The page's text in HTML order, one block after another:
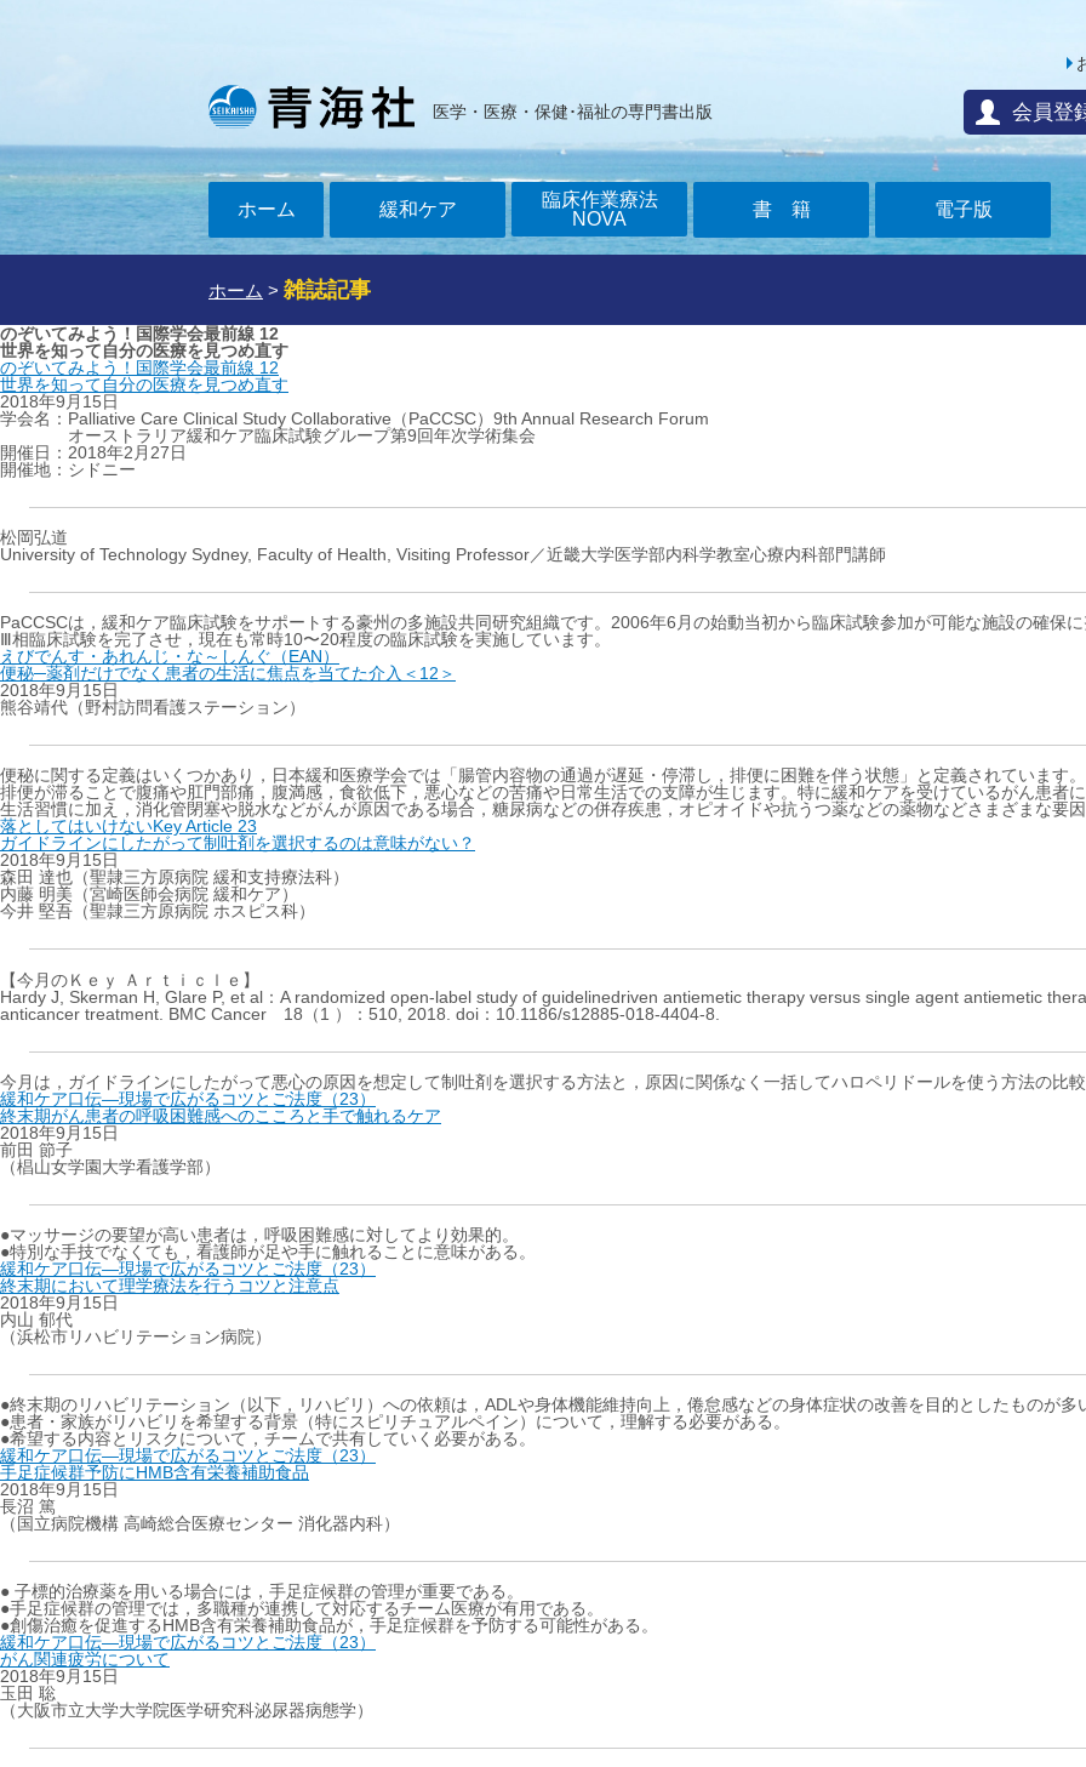
医学・医療・保健･福祉の専門書出版 会員登
ホーム 緩和ケア
臨床作業療法
NOVA
書籍 電子版
ホーム > 雑誌記事
のぞいてみよう！国際学会最前線 12
世界を知って自分の医療を見つめ直す
のぞいてみよう！国際学会最前線 12
世界を知って自分の医療を見つめ直す
2018年9月15日
学会名：Palliative Care Clinical Study Collaborative（PaCCSC）9th Annual Research Forum
オーストラリア緩和ケア臨床試験グループ第9回年次学術集会
開催日：2018年2月27日
開催地：シドニー
松岡弘道
University of Technology Sydney, Faculty of Health, Visiting Professor／近畿大学医学部内科学教室心療内科部門講師
PaCCSCは，緩和ケア臨床試験をサポートする豪州の多施設共同研究組織です。2006年6月の始動当初から臨床試験参加が可能な施設の確保
Ⅲ相臨床試験を完了させ，現在も常時10〜20程度の臨床試験を実施しています。
えびでんす・あれんじ・な～しんぐ（EAN）
便秘─薬剤だけでなく患者の生活に焦点を当てた介入＜12＞
2018年9月15日
熊谷靖代（野村訪問看護ステーション）
便秘に関する定義はいくつかあり，日本緩和医療学会では「腸管内容物の通過が遅延・停滞し，排便に困難を伴う状態」と定義されています。
排便が滞ることで腹痛や肛門部痛，腹満感，食欲低下，悪心などの苦痛や日常生活での支障が生じます。特に緩和ケアを受けているがん患
生活習慣に加え，消化管閉塞や脱水などがんが原因である場合，糖尿病などの併存疾患，オピオイドや抗うつ薬などの薬物などさまざまな要
落としてはいけないKey Article 23
ガイドラインにしたがって制吐剤を選択するのは意味がない？
2018年9月15日
森田 達也（聖隷三方原病院 緩和支持療法科）
内藤 明美（宮崎医師会病院 緩和ケア）
今井 堅吾（聖隷三方原病院 ホスピス科）
【今月のＫｅｙ Ａｒｔｉｃｌｅ】
Hardy J, Skerman H, Glare P, et al：A randomized open-label study of guidelinedriven antiemetic therapy versus single agent antiemetic
anticancer treatment. BMC Cancer 18（1 ）：510, 2018. doi：10.1186/s12885-018-4404-8.
今月は，ガイドラインにしたがって悪心の原因を想定して制吐剤を選択する方法と，原因に関係なく一括してハロペリドールを使う方法の比
緩和ケア口伝―現場で広がるコツとご法度（23）
終末期がん患者の呼吸困難感へのこころと手で触れるケア
2018年9月15日
前田 節子
（椙山女学園大学看護学部）
●マッサージの要望が高い患者は，呼吸困難感に対してより効果的。
●特別な手技でなくても，看護師が足や手に触れることに意味がある。
緩和ケア口伝―現場で広がるコツとご法度（23）
終末期において理学療法を行うコツと注意点
2018年9月15日
内山 郁代
（浜松市リハビリテーション病院）
●終末期のリハビリテーション（以下，リハビリ）への依頼は，ADLや身体機能維持向上，倦怠感などの身体症状の改善を目的としたものが多
●患者・家族がリハビリを希望する背景（特にスピリチュアルペイン）について，理解する必要がある。
●希望する内容とリスクについて，チームで共有していく必要がある。
緩和ケア口伝―現場で広がるコツとご法度（23）
手足症候群予防にHMB含有栄養補助食品
2018年9月15日
長沼 篤
（国立病院機構 高崎総合医療センター 消化器内科）
● 子標的治療薬を用いる場合には，手足症候群の管理が重要である。
●手足症候群の管理では，多職種が連携して対応するチーム医療が有用である。
●創傷治癒を促進するHMB含有栄養補助食品が，手足症候群を予防する可能性がある。
緩和ケア口伝―現場で広がるコツとご法度（23）
がん関連疲労について
2018年9月15日
玉田 聡
（大阪市立大学大学院医学研究科泌尿器病態学）